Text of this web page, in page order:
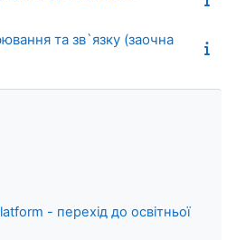
та зв`язку (заочна
- перехід до освітньої